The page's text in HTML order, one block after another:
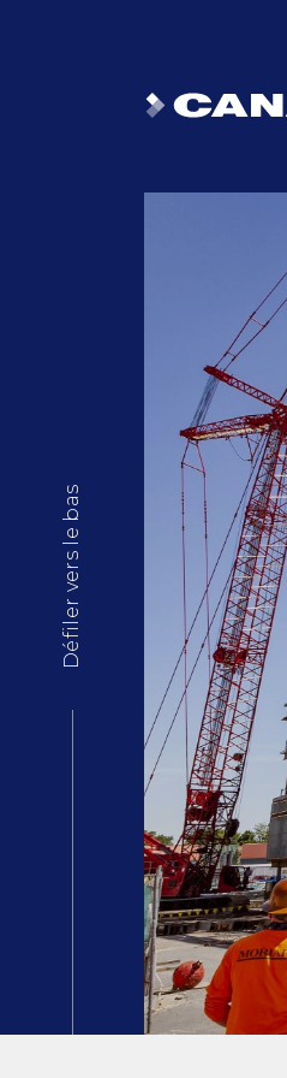
Défiler vers le bas